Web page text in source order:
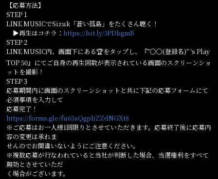
【応募方法】
STEP１
LINE MUSICでSizuk「蒼い孤島」をたくさん聴く！
▶再生はコチラ：https://bit.ly/3PDbgmB
STEP２
LINE MUSIC内、画面下にある🏆をタップし、『”〇〇(登録名)” ‘s Play
TOP 50』にてご自身の再生回数が表示されている画面のスクリーンショ
ットを撮影！
STEP３
応募期間内に画面のスクリーンショットと共に下記の応募フォームにて
必須事項を入力して
応募完了！
https://forms.gle/fu65sQgpbZZdNGXt8
※ご応募はお一人様1回限りとさせていただきます。応募終了後に応募内
容の変更は承れま
せんのでお間違いないようにご注意ください。
※複数応募が行なわれていると当社が判断した場合、当選権利をすべて
無効とさせていただ
く場合がございます。